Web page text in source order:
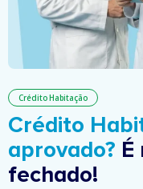
Crédito Habitação
Crédito
aprovado? É
fechado!